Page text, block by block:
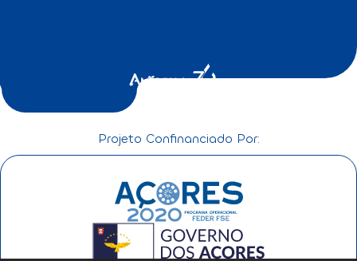
Projeto Confinanciado Por: